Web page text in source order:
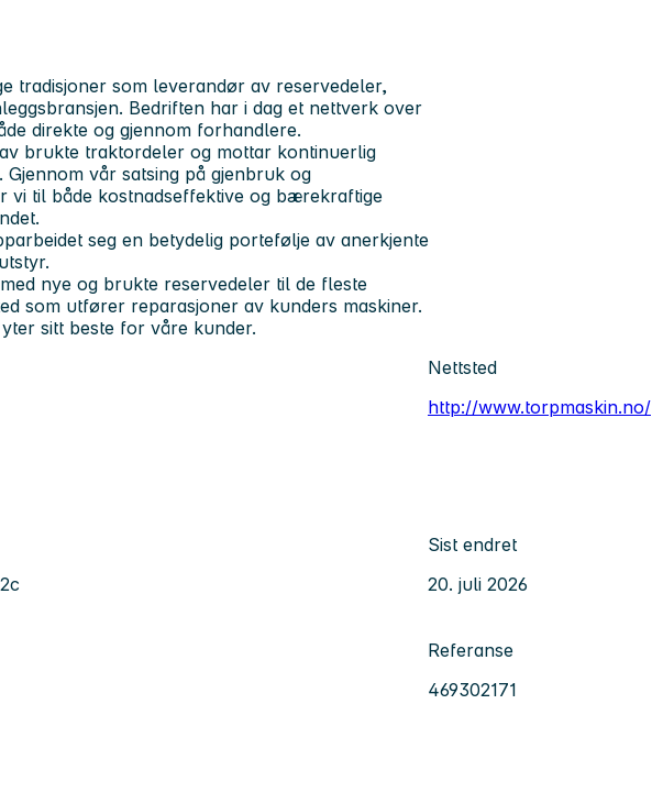
tradisjoner som leverandør av reservedeler,
Bedriften har i dag et nettverk over
direkte og gjennom forhandlere.
brukte traktordeler og mottar kontinuerlig
vår satsing på gjenbruk og
vi til både kostnadseffektive og bærekraftige
seg en betydelig portefølje av anerkjente
nye og brukte reservedeler til de fleste
som utfører reparasjoner av kunders maskiner.
sitt beste for våre kunder.
Nettsted
http://www.torpmaskin.no/
Sist endret
20. juli 2026
Referanse
469302171